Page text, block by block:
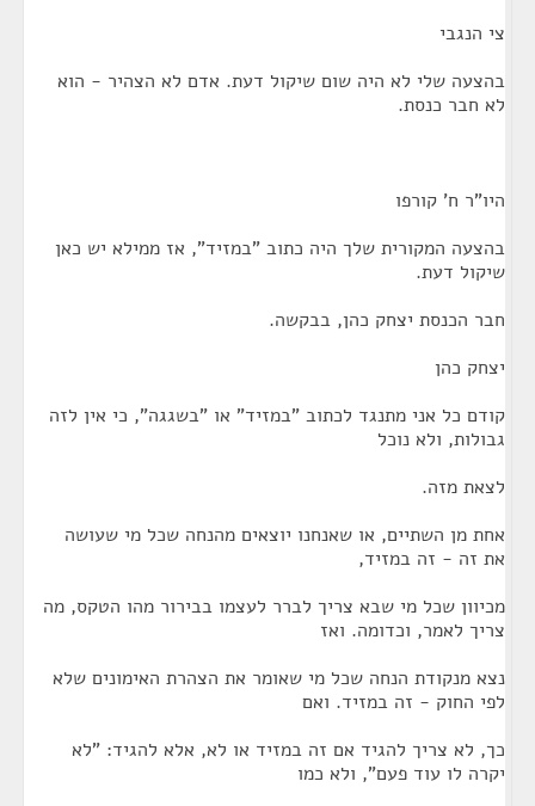
צי הנגבי
בהצעה שלי לא היה שום שיקול דעת. אדם לא הצהיר - הוא
לא חבר כנסת.
היו"ר ח' קורפו
בהצעה המקורית שלך היה כתוב "במזיד", אז ממילא יש כאן
שיקול דעת.
חבר הכנסת יצחק כהן, בבקשה.
יצחק כהן
קודם כל אני מתנגד לכתוב "במזיד" או "בשגגה", כי אין לזה
גבולות, ולא נוכל
לצאת מזה.
אחת מן השתיים, או שאנחנו יוצאים מהנחה שכל מי שעושה
את זה - זה במזיד,
מכיוון שכל מי שבא צריך לברר לעצמו בבירור מהו הטקס, מה
צריך לאמר, וכדומה. ואז
נצא מנקודת הנחה שכל מי שאומר את הצהרת האימונים שלא
לפי החוק - זה במזיד. ואם
כך, לא צריך להגיד אם זה במזיד או לא, אלא להגיד: "לא
יקרה לו עוד פעם", ולא כמו